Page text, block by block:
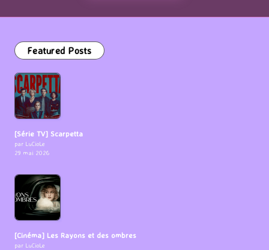
Featured Posts
[Série TV] Scarpetta
par LuCioLe
29 mai 2026
[Cinéma] Les Rayons et des ombres
par LuCioLe